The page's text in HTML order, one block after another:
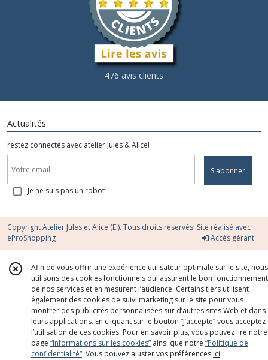
476 avis clients
Actualités
restez connectés avec atelier Jules & Alice!
S'abonner
Je ne suis pas un robot
Copyright Atelier Jules et Alice (EI). Tous droits réservés. Site réalisé avec
eProShopping
Accès gérant
Afin de vous offrir une expérience utilisateur optimale sur le site, nous
utilisons des cookies fonctionnels qui assurent le bon fonctionnement
de nos services et en mesurent l’audience. Certains tiers utilisent
également des cookies de suivi marketing sur le site pour vous
montrer des publicités personnalisées sur d’autres sites Web et dans
leurs applications. En cliquant sur le bouton “J’accepte” vous acceptez
l’utilisation de ces cookies. Pour en savoir plus, vous pouvez lire notre
page “Informations sur les cookies” ainsi que notre “Politique de
confidentialité“. Vous pouvez ajuster vos préférences ici.